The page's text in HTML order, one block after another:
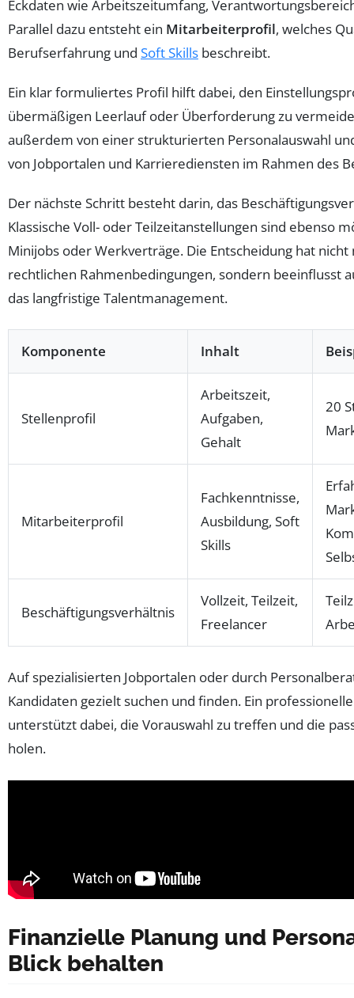
Eckdaten wie Arbeitszeitumfang,
Parallel dazu entsteht ein Mitarbeiterprofil, welches
Berufserfahrung und Soft Skills beschreibt.
Ein klar formuliertes Profil hilft dabei, den
übermäßigen Leerlauf oder Überforderung zu
außerdem von einer strukturierten Personalauswahl
von Jobportalen und Karrierediensten im Rahmen des
Der nächste Schritt besteht darin, das
Klassische Voll- oder Teilzeitanstellungen sind ebenso
Minijobs oder Werkverträge. Die Entscheidung hat
rechtlichen Rahmenbedingungen, sondern beeinflusst
das langfristige Talentmanagement.
Komponente Inhalt
Stellenprofil
Arbeitszeit,
Aufgaben,
Gehalt
20
Mitarbeiterprofil
Fachkenntnisse,
Ausbildung, Soft
Skills
Beschäftigungsverhältnis
Vollzeit, Teilzeit,
Freelancer
Auf spezialisierten Jobportalen oder durch
Kandidaten gezielt suchen und finden. Ein
unterstützt dabei, die Vorauswahl zu treffen und die
holen.
Finanzielle Planung und
Blick behalten